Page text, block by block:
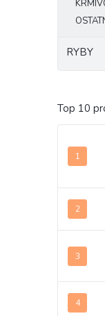
RYBY
Top 10